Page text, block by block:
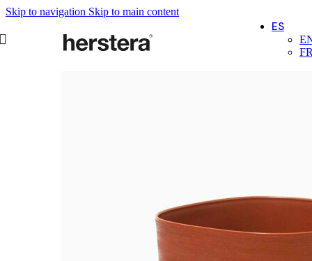
Skip to navigation Skip to main content
ES